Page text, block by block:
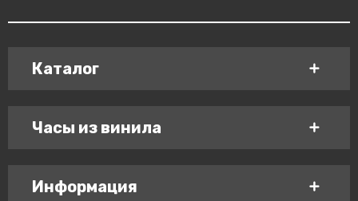
Каталог
Часы из винила
Информация